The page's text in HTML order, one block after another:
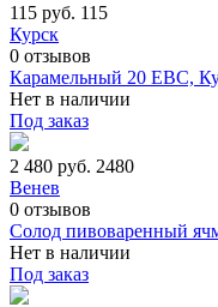
115 руб. 115
Курск
0 отзывов
Карамельный 20 ЕВС,
Нет в наличии
Под заказ
2 480 руб. 2480
Венев
0 отзывов
Солод пивоваренный
Нет в наличии
Под заказ